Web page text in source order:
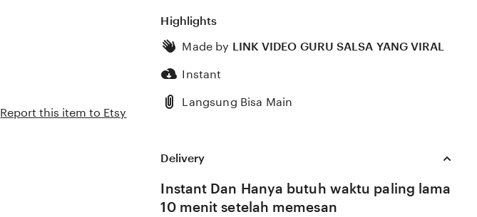
Report this item to Etsy
Highlights
Made by LINK VIDEO GURU SALSA YANG VIRAL
Instant
Langsung Bisa Main
Delivery
Instant Dan Hanya butuh waktu paling lama
10 menit setelah memesan